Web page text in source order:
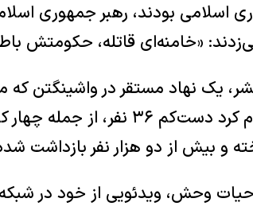
بودند، رهبر جمهوری
«خامنه‌ای قاتله، حکومتش
یک نهاد مستقر در واشینگتن که
مستندسازی می‌کند، اعلام کرد
و بیش از دو هزار نفر بازداشت
وحش، ویدئویی از خود در